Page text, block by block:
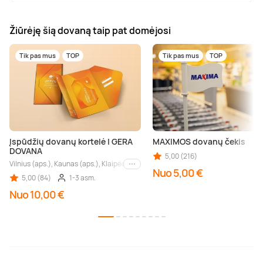
Žiūrėję šią dovaną taip pat domėjosi
Tik pas mus TOP
Įspūdžių dovanų kortelė | GERA
DOVANA
Vilnius (aps.), Kaunas (aps.), Klaipėda (aps.), Palanga (aps.), Nida (aps.),
Kiti miestai
5,00 (84)
1-3 asm.
Nuo 10,00 €
Tik pas mus TOP
MAXIMOS dovanų čekis
5,00 (216)
Nuo 5,00 €